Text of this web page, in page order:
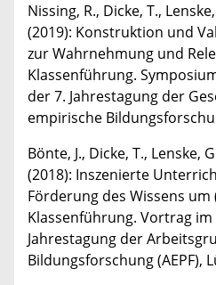
Nissing, R., Dicke, T.,
(2019): Konstruktion und
zur Wahrnehmung und
Klassenführung.
der 7. Jahrestagung der
empirische
Bönte, J., Dicke, T., Lenske,
(2018): Inszenierte
Förderung des Wissens
Klassenführung. Vortrag im
Jahrestagung der
Bildungsforschung (AEPF),